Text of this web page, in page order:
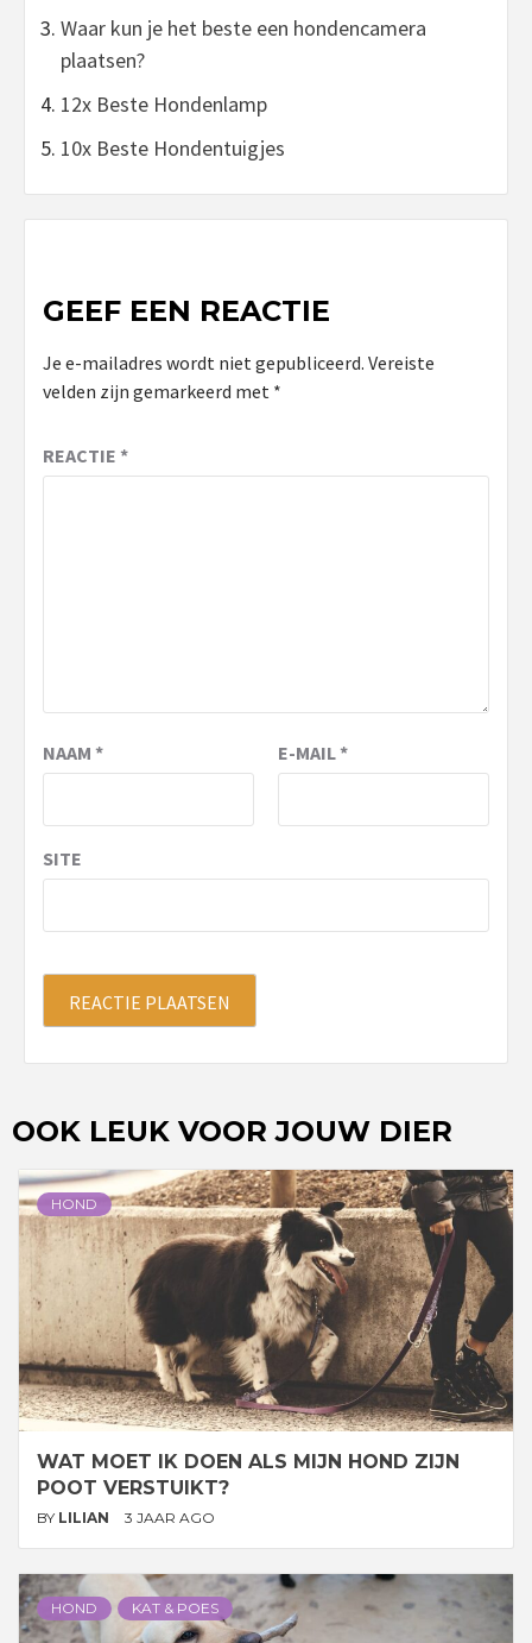
Waar kun je het beste een hondencamera
plaatsen?
12x Beste Hondenlamp
10x Beste Hondentuigjes
GEEF EEN REACTIE
Je e-mailadres wordt niet gepubliceerd. Vereiste
velden zijn gemarkeerd met *
REACTIE *
NAAM * E-MAIL*
SITE
OOK LEUK VOOR JOUW DIER
HOND
WAT MOET IK DOEN ALS MIJN HOND ZIJN
POOT VERSTUIKT?
BY LILIAN 3 JAAR AGO
HOND KAT & POES